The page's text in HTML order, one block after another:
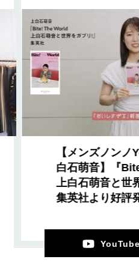
【メンズノン
白石萌音】『
上白石萌音と世
集英社より好評